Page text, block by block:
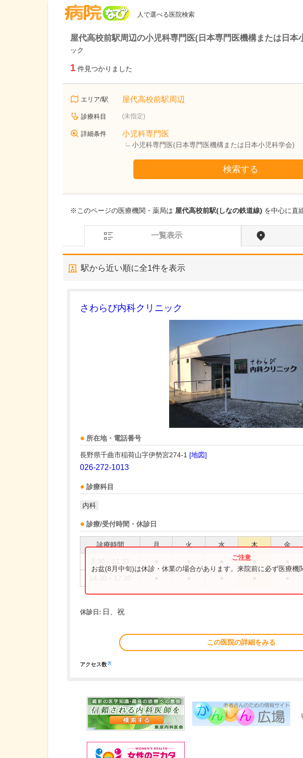
人で選べる医院検索
屋代高校前駅周辺の小児科専門医(日本専門医機構または日本
ック
1 件見つかりました
エリア/駅 屋代高校前駅周辺
診療科目 (未指定)
詳細条件 小児科専門医
小児科専門医(日本専門医機構または日本小児科学会)
検索する
※このページの医療機関・薬局は 屋代高校前駅(しなの鉄道線) を中心に直
一覧表示
駅から近い順に全1件を表示
さわらび内科クリニック
所在地・電話番号
長野県千曲市稲荷山字伊勢宮274-1 [地図]
026-272-1013
診療科目
内科
診療/受付時間・休診日
診療時間 月 火 水 木 金
お盆(8月中旬)は休診・休業の場合があります。来院前に必ず医療機
休診日: 日、祝
この医院の詳細をみる
アクセス数※
力を入
私の専
診、血
胆管…